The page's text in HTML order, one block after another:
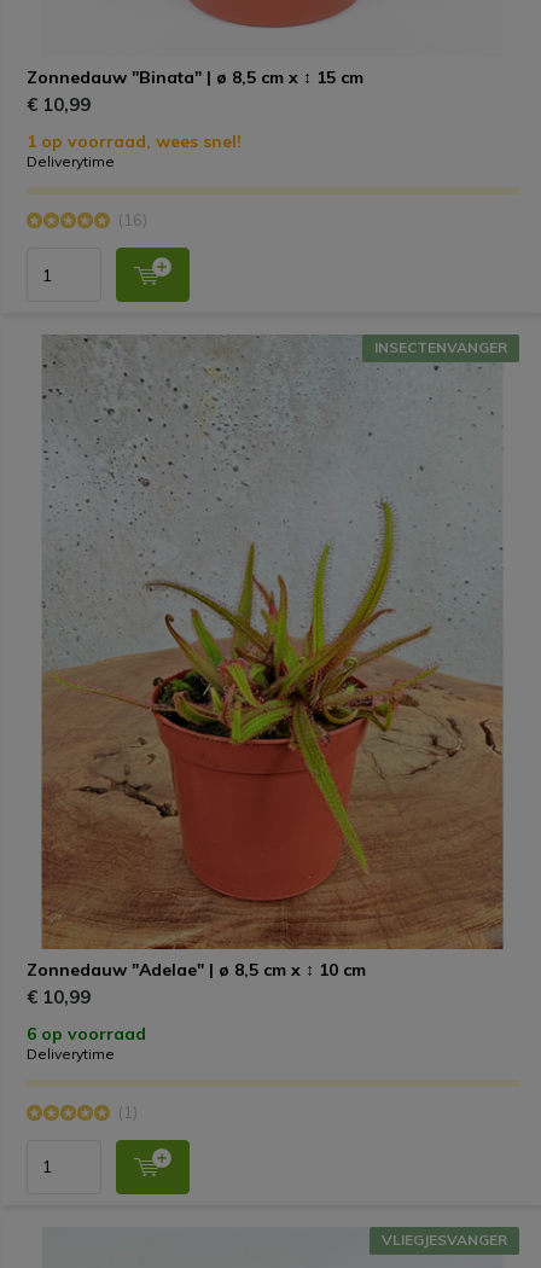
Zonnedauw "Binata" | ø 8,5 cm x ↕ 15 cm
€ 10,99
1 op voorraad, wees snel!
Deliverytime
(16)
Zonnedauw "Adelae" | ø 8,5 cm x ↕ 10 cm
INSECTENVANGER
€ 10,99
6 op voorraad
Deliverytime
(1)
VLIEGJESVANGER